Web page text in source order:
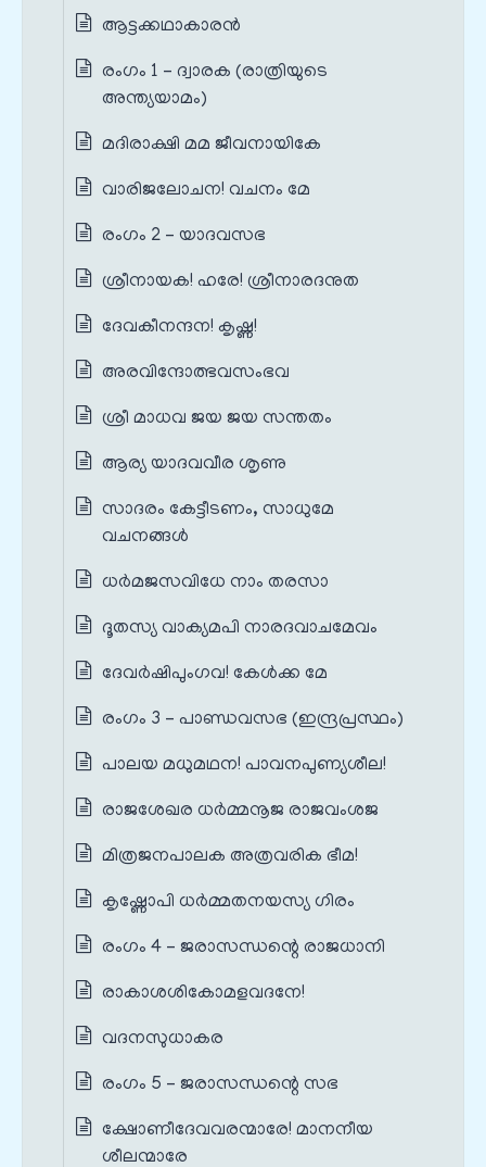
ആട്ടക്കഥാകാരൻ
രംഗം 1 – ദ്വാരക (രാത്രിയുടെ
അന്ത്യയാമം)
മദിരാക്ഷി മമ ജീവനായികേ
വാരിജലോചന! വചനം മേ
രംഗം 2 – യാദവസഭ
ശ്രീനായക! ഹരേ! ശ്രീനാരദനുത
ദേവകീനന്ദന! കൃഷ്ണ!
അരവിന്ദോത്ഭവസംഭവ
ശ്രീ മാധവ ജയ ജയ സന്തതം
ആര്യ യാദവവീര ശൃണു
സാദരം കേട്ടീടണം, സാധുമേ
വചനങ്ങൾ
ധർമജസവിധേ നാം തരസാ
ദൂതസ്യ വാക്യമപി നാരദവാചമേവം
ദേവർഷിപുംഗവ! കേൾക്ക മേ
രംഗം 3 – പാണ്ഡവസഭ (ഇന്ദ്രപ്രസ്ഥം)
പാലയ മധുമഥന! പാവനപുണ്യശീല!
രാജശേഖര ധർമ്മനൂജ രാജവംശജ
മിത്രജനപാലക അത്രവരിക ഭീമ!
കൃഷ്ണോപി ധർമ്മതനയസ്യ ഗിരം
രംഗം 4 – ജരാസന്ധന്റെ രാജധാനി
രാകാശശികോമളവദനേ!
വദനസുധാകര
രംഗം 5 – ജരാസന്ധന്റെ സഭ
ക്ഷോണീദേവവരന്മാരേ! മാനനീയ
ശീലന്മാരേ